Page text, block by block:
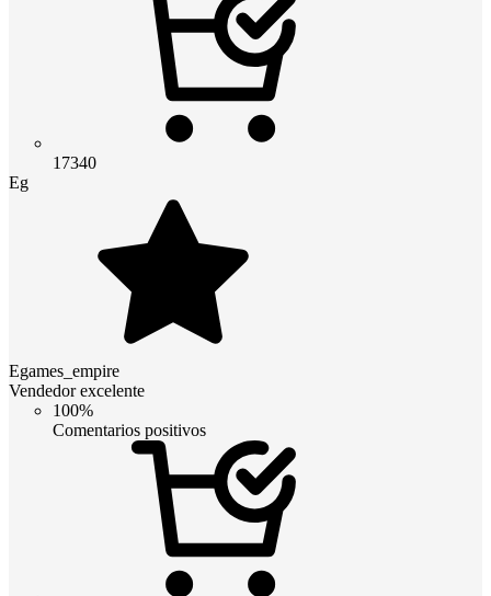
17340
Eg
Egames_empire
Vendedor excelente
100%
Comentarios positivos